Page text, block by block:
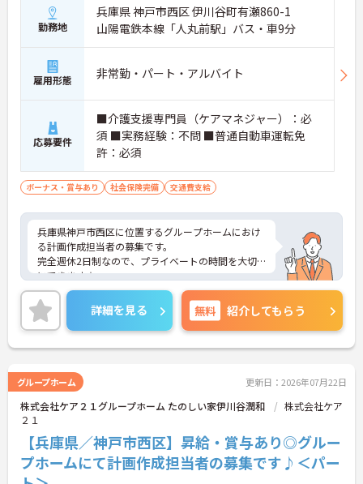
勤務地
兵庫県 神戸市西区 伊川谷町有瀬860-1
山陽電鉄本線「人丸前駅」バス・車9分
雇用形態 非常勤・パート・アルバイト
応募要件
■介護支援専門員（ケアマネジャー）：必
須 ■実務経験：不問 ■普通自動車運転免
許：必須
ボーナス・賞与あり 社会保険完備 交通費支給
兵庫県神戸市西区に位置するグループホームにおけ
る計画作成担当者の募集です。
完全週休2日制なので、プライベートの時間を大切
にできます☆
昇給・賞与あり♪ 頑張りがしっかり反映されま
す！
ご興味のある方には、面接対策ポイントなど、さら
に詳細をご案内しますのでお気軽にご相談くださ
い！
詳細を見る 無料 紹介してもらう
グループホーム 更新日：2026年07月22日
株式会社ケア２１グループホーム たのしい家伊川谷潤和
株式会社ケア
２１
【兵庫県／神戸市西区】昇給・賞与あり◎グルー
プホームにて計画作成担当者の募集です♪＜パー